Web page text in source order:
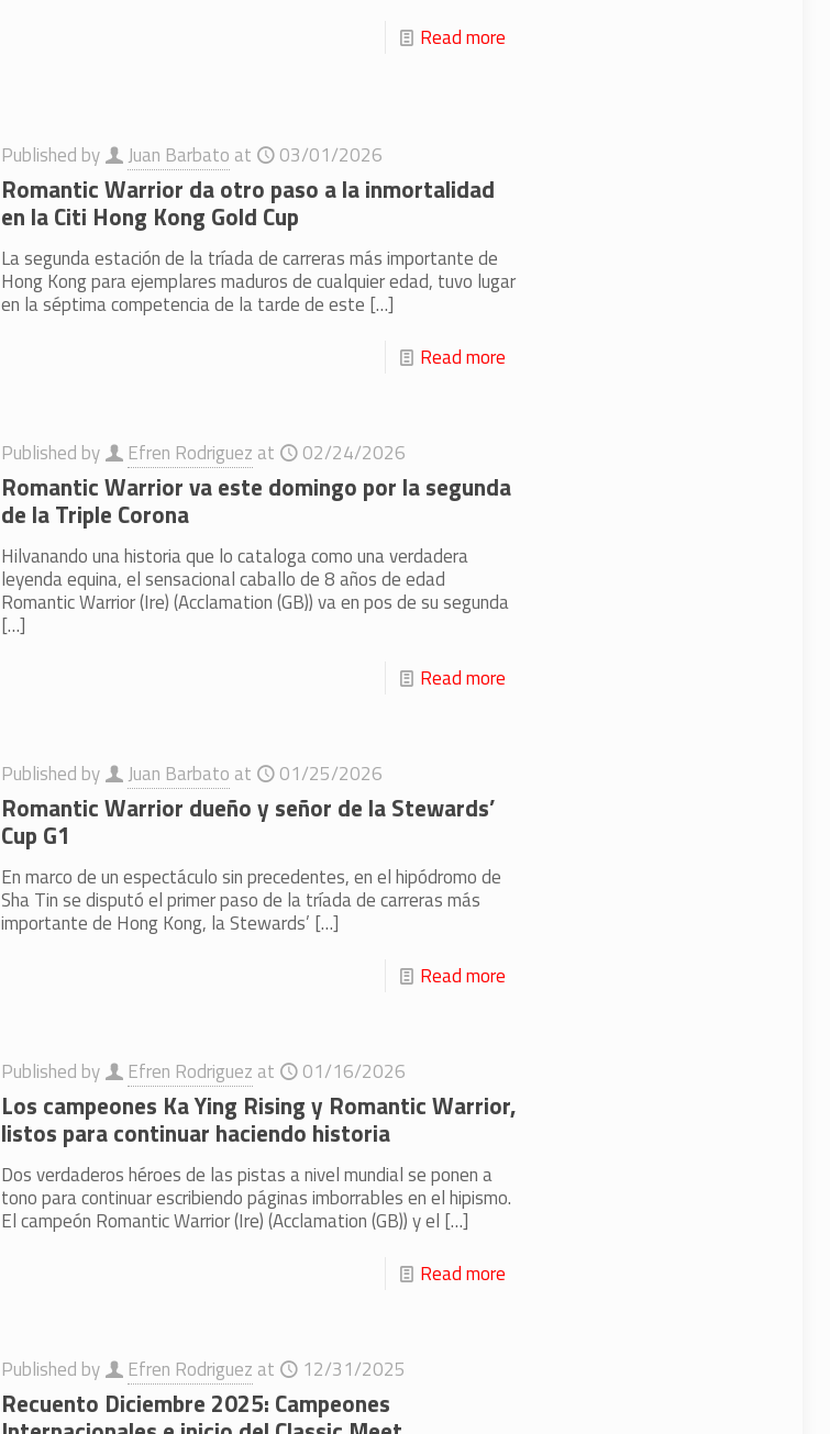
Read more
Published by Juan Barbato at 03/01/2026
Romantic Warrior da otro paso a la inmortalidad
en la Citi Hong Kong Gold Cup
La segunda estación de la tríada de carreras más importante de
Hong Kong para ejemplares maduros de cualquier edad, tuvo lugar
en la séptima competencia de la tarde de este […]
Read more
Published by Efren Rodriguez at 02/24/2026
Romantic Warrior va este domingo por la segunda
de la Triple Corona
Hilvanando una historia que lo cataloga como una verdadera
leyenda equina, el sensacional caballo de 8 años de edad
Romantic Warrior (Ire) (Acclamation (GB)) va en pos de su segunda
[…]
Read more
Published by Juan Barbato at 01/25/2026
Romantic Warrior dueño y señor de la Stewards’
Cup G1
En marco de un espectáculo sin precedentes, en el hipódromo de
Sha Tin se disputó el primer paso de la tríada de carreras más
importante de Hong Kong, la Stewards’ […]
Read more
Published by Efren Rodriguez at 01/16/2026
Los campeones Ka Ying Rising y Romantic Warrior,
listos para continuar haciendo historia
Dos verdaderos héroes de las pistas a nivel mundial se ponen a
tono para continuar escribiendo páginas imborrables en el hipismo.
El campeón Romantic Warrior (Ire) (Acclamation (GB)) y el […]
Read more
Published by Efren Rodriguez at 12/31/2025
Recuento Diciembre 2025: Campeones